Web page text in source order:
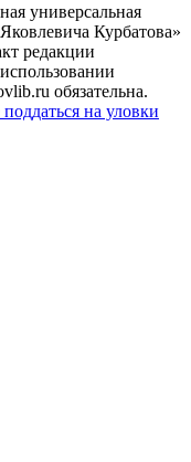
универсальная
Курбатова»
редакции
обязательна.
на уловки